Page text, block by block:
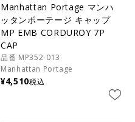
Manhattan Portage マンハ
ッタンポーテージ キャップ
MP EMB CORDUROY 7P
CAP
品番 MP352-013
Manhattan Portage
¥4,510税込